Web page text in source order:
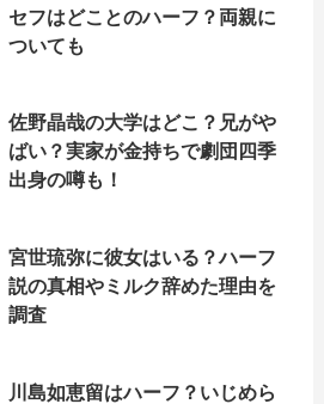
セフはどことのハーフ？両親に
ついても
佐野晶哉の大学はどこ？兄がや
ばい？実家が金持ちで劇団四季
出身の噂も！
宮世琉弥に彼女はいる？ハーフ
説の真相やミルク辞めた理由を
調査
川島如恵留はハーフ？いじめら